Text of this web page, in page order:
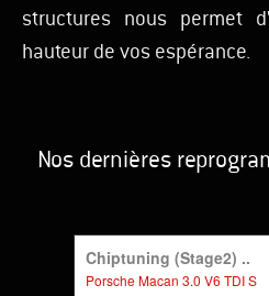
structures nous permet
hauteur de vos espérance.
Nos dernières
Chiptuning (Stage2) ..
Porsche Macan 3.0 V6 TDI S